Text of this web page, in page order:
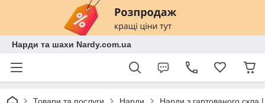
Нарди та шахи Nardy.com.ua